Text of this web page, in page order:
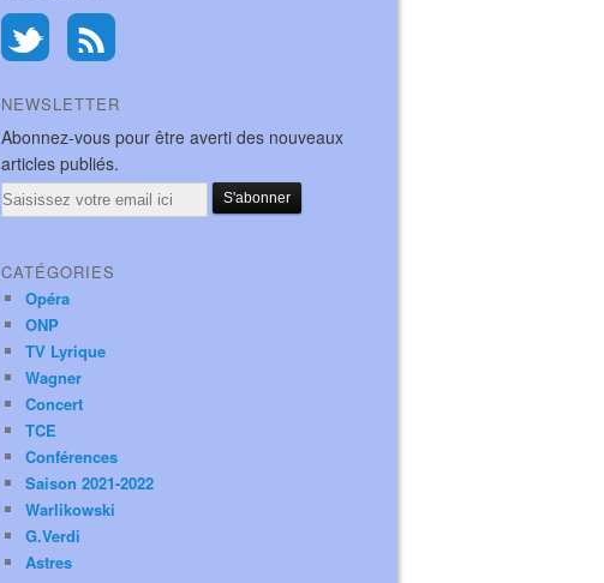
NEWSLETTER
Abonnez-vous pour être averti des nouveaux
articles publiés.
Email
CATÉGORIES
Opéra
ONP
TV Lyrique
Wagner
Concert
TCE
Conférences
Saison 2021-2022
Warlikowski
G.Verdi
Astres